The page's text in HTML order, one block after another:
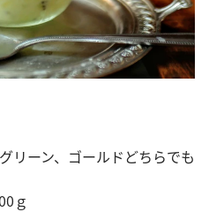
リーン、ゴールドどちらでも
ｇ